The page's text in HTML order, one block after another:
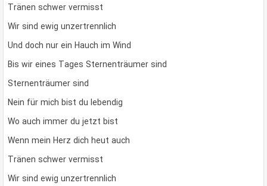
Tränen schwer vermisst
Wir sind ewig unzertrennlich
Und doch nur ein Hauch im Wind
Bis wir eines Tages Sternenträumer sind
Sternenträumer sind
Nein für mich bist du lebendig
Wo auch immer du jetzt bist
Wenn mein Herz dich heut auch
Tränen schwer vermisst
Wir sind ewig unzertrennlich